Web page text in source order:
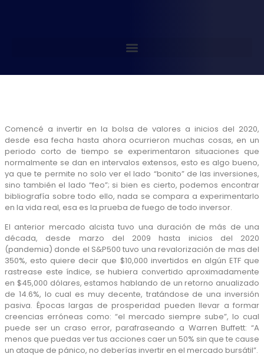
Comencé a invertir en la bolsa de valores a inicios del 2020,
desde esa fecha hasta ahora ocurrieron muchas cosas, en un
periodo corto de tiempo se experimentaron situaciones que
normalmente se dan en intervalos extensos, esto es algo bueno,
ya que te permite no solo ver el lado “bonito” de las inversiones,
sino también el lado “feo”; si bien es cierto, podemos encontrar
bibliografía sobre todo ello, nada se compara a experimentarlo
en la vida real, esa es la prueba de fuego de todo inversor.
El anterior mercado alcista tuvo una duración de más de una
década, desde marzo del 2009 hasta inicios del 2020
(pandemia) donde el S&P500 tuvo una revalorización de mas del
350%, esto quiere decir que $10,000 invertidos en algún ETF que
rastrease este índice, se hubiera convertido aproximadamente
en $45,000 dólares, estamos hablando de un retorno anualizado
de 14.6%, lo cual es muy decente, tratándose de una inversión
pasiva. Épocas largas de prosperidad pueden llevar a formar
creencias erróneas como: “el mercado siempre sube”, lo cual
puede ser un craso error, parafraseando a Warren Buffett: “A
menos que puedas ver tus acciones caer un 50% sin que te cause
un ataque de pánico, no deberías invertir en el mercado bursátil”.